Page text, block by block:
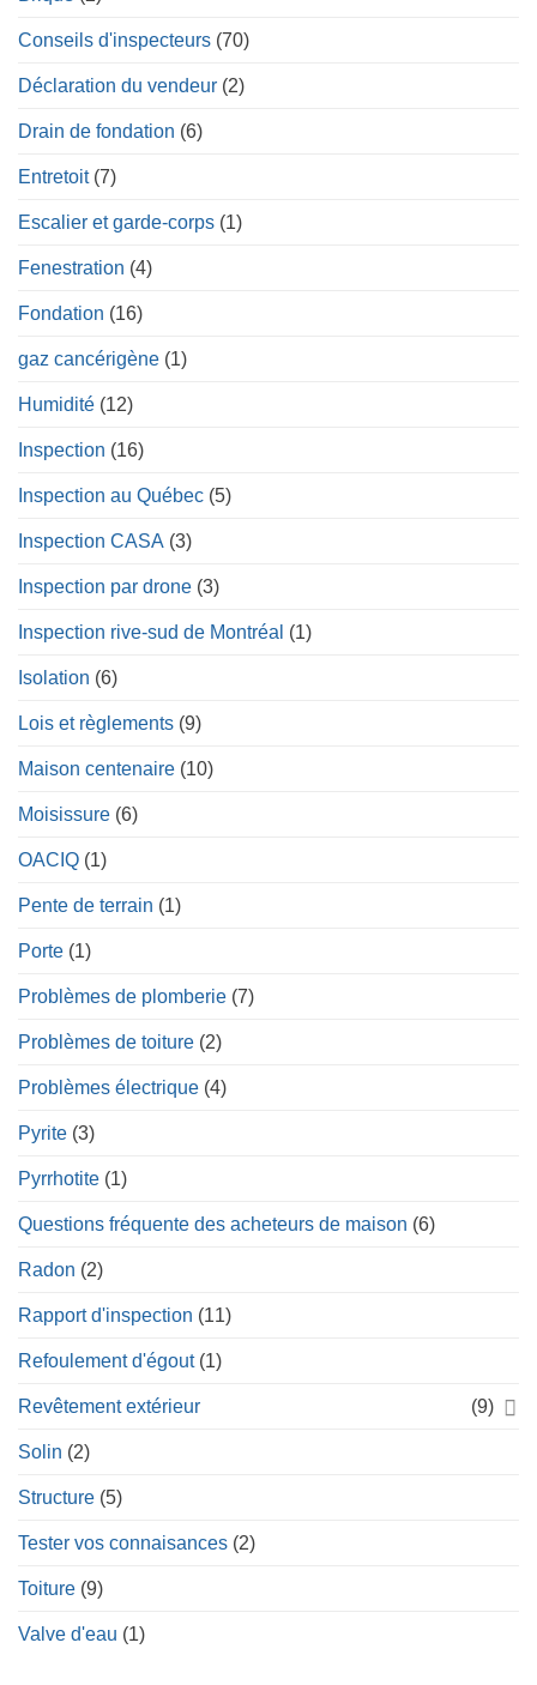
Conseils d'inspecteurs (70)
Déclaration du vendeur (2)
Drain de fondation (6)
Entretoit(7)
Escalier et garde-corps (1)
Fenestration (4)
Fondation (16)
gaz cancérigène (1)
Humidité (12)
Inspection (16)
Inspection au Québec (5)
Inspection CASA (3)
Inspection par drone (3)
Inspection rive-sud de Montréal (1)
Isolation (6)
Lois et règlements (9)
Maison centenaire (10)
Moisissure (6)
OACIQ (1)
Pente de terrain (1)
Porte (1)
Problèmes de plomberie (7)
Problèmes de toiture (2)
Problèmes électrique (4)
Pyrite (3)
Pyrrhotite (1)
Questions fréquente des acheteurs de maison (6)
Radon (2)
Rapport d'inspection (11)
Refoulement d'égout(1)
Revêtement extérieur (9)
Solin (2)
Structure (5)
Tester vos connaisances (2)
Toiture (9)
Valve d'eau (1)